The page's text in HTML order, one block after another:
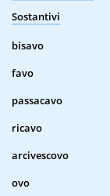
Sostantivi
bisavo
favo
passacavo
ricavo
arcivescovo
ovo